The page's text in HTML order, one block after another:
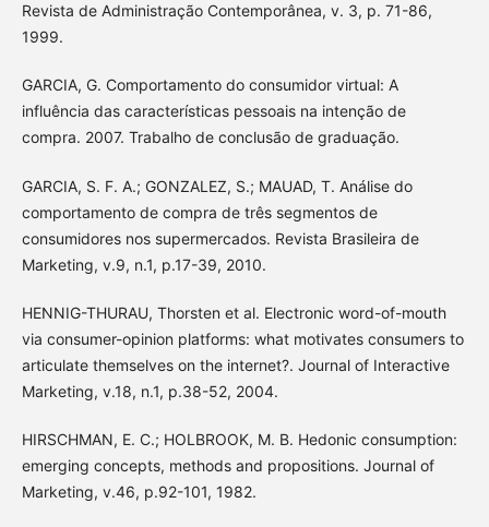
Revista de Administração Contemporânea, v. 3, p. 71-86,
1999.
GARCIA, G. Comportamento do consumidor virtual: A
influência das características pessoais na intenção de
compra. 2007. Trabalho de conclusão de graduação.
GARCIA, S. F. A.; GONZALEZ, S.; MAUAD, T. Análise do
comportamento de compra de três segmentos de
consumidores nos supermercados. Revista Brasileira de
Marketing, v.9, n.1, p.17-39, 2010.
HENNIG-THURAU, Thorsten et al. Electronic word-of-mouth
via consumer-opinion platforms: what motivates consumers to
articulate themselves on the internet?. Journal of Interactive
Marketing, v.18, n.1, p.38-52, 2004.
HIRSCHMAN, E. C.; HOLBROOK, M. B. Hedonic consumption:
emerging concepts, methods and propositions. Journal of
Marketing, v.46, p.92-101, 1982.